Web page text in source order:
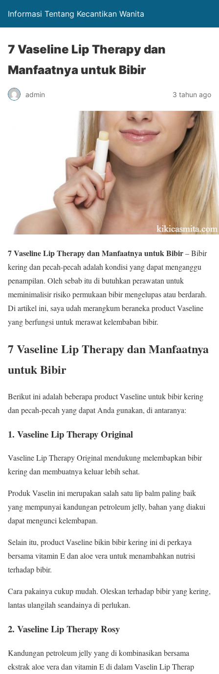
Informasi Tentang Kecantikan Wanita
7 Vaseline Lip Therapy dan
Manfaatnya untuk Bibir
admin 3 tahun ago
7 Vaseline Lip Therapy dan Manfaatnya untuk Bibir– Bibir
kering dan pecah-pecah adalah kondisi yang dapat menganggu
penampilan. Oleh sebab itu di butuhkan perawatan untuk
meminimalisir risiko permukaan bibir mengelupas atau berdarah.
Di artikel ini, saya udah merangkum beraneka product Vaseline
yang berfungsi untuk merawat kelembaban bibir.
7 Vaseline Lip Therapy dan Manfaatnya
untuk Bibir
Berikut ini adalah beberapa product Vaseline untuk bibir kering
dan pecah-pecah yang dapat Anda gunakan, di antaranya:
1. Vaseline Lip Therapy Original
Vaseline Lip Therapy Original mendukung melembapkan bibir
kering dan membuatnya keluar lebih sehat.
Produk Vaselin ini merupakan salah satu lip balm paling baik
yang mempunyai kandungan petroleum jelly, bahan yang diakui
dapat mengunci kelembapan.
Selain itu, product Vaseline bikin bibir kering ini di perkaya
bersama vitamin E dan aloe vera untuk menambahkan nutrisi
terhadap bibir.
Cara pakainya cukup mudah. Oleskan terhadap bibir yang kering,
lantas ulangilah seandainya di perlukan.
2. Vaseline Lip Therapy Rosy
Kandungan petroleum jelly yang di kombinasikan bersama
ekstrak aloe vera dan vitamin E di dalam Vaselin Lip Therap